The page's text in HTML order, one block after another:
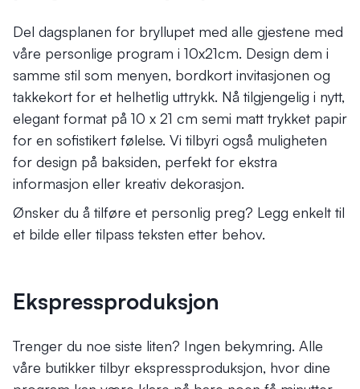
Del dagsplanen for bryllupet med alle gjestene med
våre personlige program i 10x21cm. Design dem i
samme stil som menyen, bordkort invitasjonen og
takkekort for et helhetlig uttrykk. Nå tilgjengelig i nytt,
elegant format på 10 x 21 cm semi matt trykket papir
for en sofistikert følelse. Vi tilbyri også muligheten
for design på baksiden, perfekt for ekstra
informasjon eller kreativ dekorasjon.
Ønsker du å tilføre et personlig preg? Legg enkelt til
et bilde eller tilpass teksten etter behov.
Ekspressproduksjon
Trenger du noe siste liten? Ingen bekymring. Alle
våre butikker tilbyr ekspressproduksjon, hvor dine